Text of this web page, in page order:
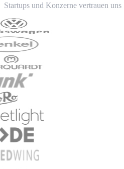
Startups und Konzerne vertrauen uns